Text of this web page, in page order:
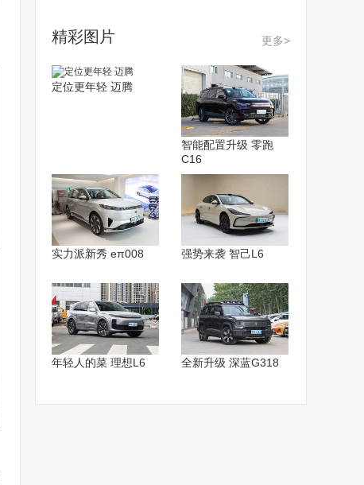
精彩图片 更多>
定位更年轻 迈腾
智能配置升级 零跑
C16
实力派新秀 eπ008 强势来袭 智己L6
年轻人的菜 理想L6 全新升级 深蓝G318